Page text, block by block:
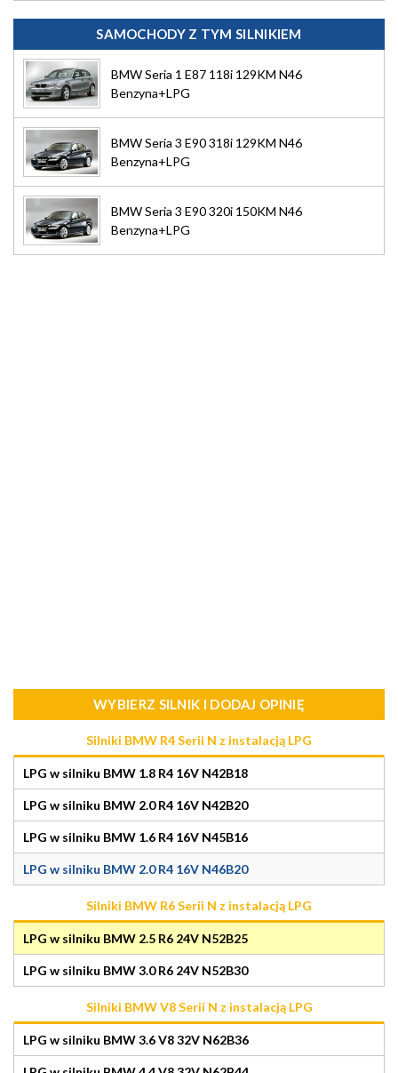
SAMOCHODY Z TYM SILNIKIEM
BMW Seria 1 E87 118i 129KM N46
Benzyna+LPG
BMW Seria 3 E90 318i 129KM N46
Benzyna+LPG
BMW Seria 3 E90 320i 150KM N46
Benzyna+LPG
WYBIERZ SILNIK I DODAJ OPINIĘ
Silniki BMW R4 Serii N z instalacją LPG
LPG w silniku BMW 1.8 R4 16V N42B18
LPG w silniku BMW 2.0 R4 16V N42B20
LPG w silniku BMW 1.6 R4 16V N45B16
LPG w silniku BMW 2.0 R4 16V N46B20
Silniki BMW R6 Serii N z instalacją LPG
LPG w silniku BMW 2.5 R6 24V N52B25
LPG w silniku BMW 3.0 R6 24V N52B30
Silniki BMW V8 Serii N z instalacją LPG
LPG w silniku BMW 3.6 V8 32V N62B36